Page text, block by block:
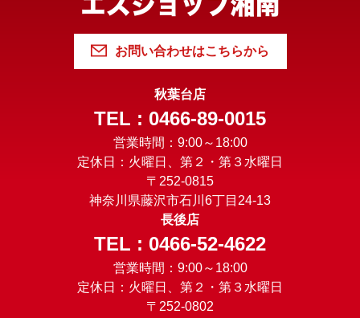
お問い合わせはこちらから
秋葉台店
TEL : 0466-89-0015
営業時間：9:00～18:00
定休日：火曜日、第２・第３水曜日
〒252-0815
神奈川県藤沢市石川6丁目24-13
長後店
TEL : 0466-52-4622
営業時間：9:00～18:00
定休日：火曜日、第２・第３水曜日
〒252-0802